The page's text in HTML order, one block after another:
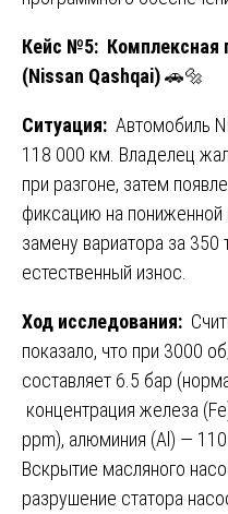
Кейс №5: Комплексная
(Nissan Qashqai)🚗🔩
Ситуация: Автомобиль
118 000 км. Владелец
при разгоне, затем
фиксацию на
замену вариатора за
естественный износ.
Ход исследования:
показало, что при 3000
составляет 6.5 бар
концентрация железа
ppm), алюминия (Al) —
Вскрытие масляного
разрушение статора